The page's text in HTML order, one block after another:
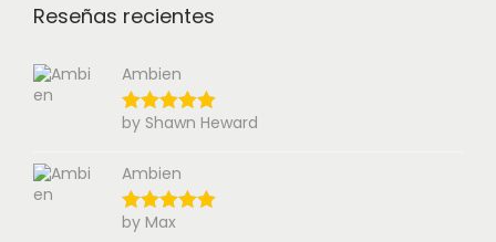
Reseñas recientes
Ambien
by Shawn Heward
Ambien
by Max